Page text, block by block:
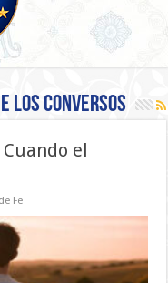
los Conversos
Cuando el
Fe